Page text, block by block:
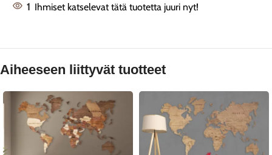
1 Ihmiset katselevat tätä tuotetta juuri nyt!
Aiheeseen liittyvät tuotteet